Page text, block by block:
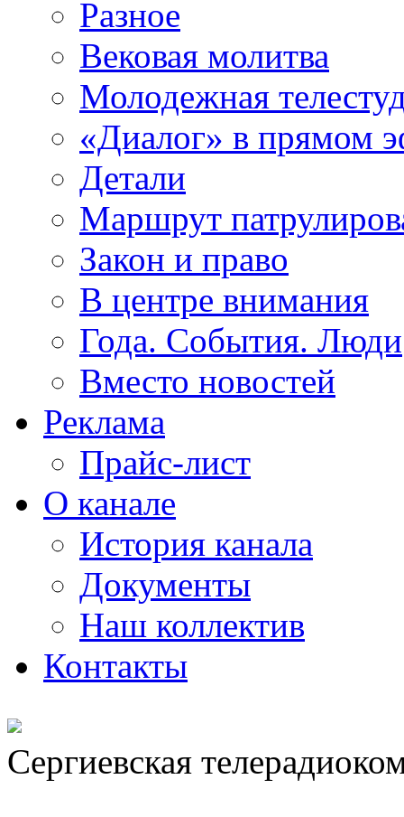
Разное
Вековая молитва
Молодежная
«Диалог» в прямом
Детали
Маршрут
Закон и право
В центре внимания
Года. События. Люди
Вместо новостей
Реклама
Прайс-лист
О канале
История канала
Документы
Наш коллектив
Контакты
Сергиевская